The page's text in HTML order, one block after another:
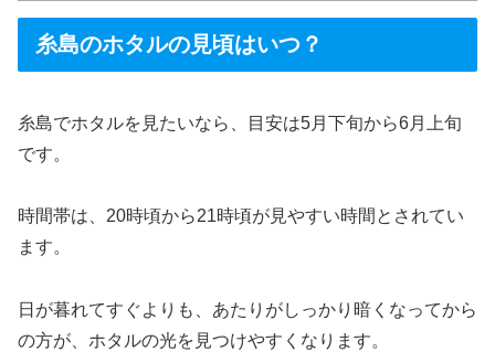
糸島のホタルの見頃はいつ？
糸島でホタルを見たいなら、目安は5月下旬から6月上旬
です。
時間帯は、20時頃から21時頃が見やすい時間とされてい
ます。
日が暮れてすぐよりも、あたりがしっかり暗くなってから
の方が、ホタルの光を見つけやすくなります。